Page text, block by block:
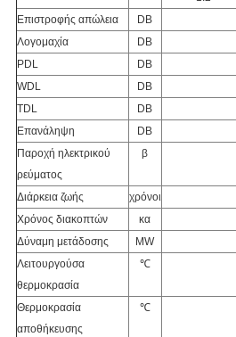
Επιστροφής απώλεια
DB
Λογομαχία
DB
PDL
DB
WDL
DB
TDL
DB
Επανάληψη
DB
Παροχή ηλεκτρικού
ρεύματος
β
Διάρκεια ζωής χρόνοι
Χρόνος διακοπτών
κα
Δύναμη μετάδοσης
MW
Λειτουργούσα
θερμοκρασία
℃
Θερμοκρασία
αποθήκευσης
℃